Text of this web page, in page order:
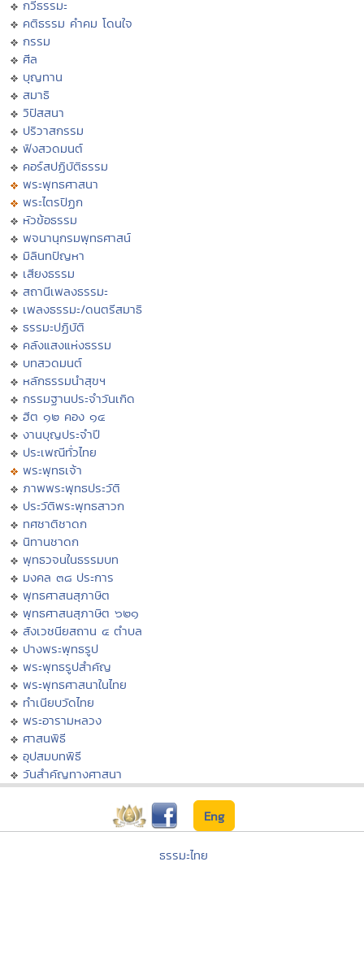
กวีธรรมะ
คติธรรม คำคม โดนใจ
กรรม
ศีล
บุญทาน
สมาธิ
วิปัสสนา
ปริวาสกรรม
ฟังสวดมนต์
คอร์สปฏิบัติธรรม
พระพุทธศาสนา
พระไตรปิฏก
หัวข้อธรรม
พจนานุกรมพุทธศาสน์
มิลินทปัญหา
เสียงธรรม
สถานีเพลงธรรมะ
เพลงธรรมะ/ดนตรีสมาธิ
ธรรมะปฏิบัติ
คลังแสงแห่งธรรม
บทสวดมนต์
หลักธรรมนำสุขฯ
กรรมฐานประจำวันเกิด
ฮีต ๑๒ คอง ๑๔
งานบุญประจำปี
ประเพณีทั่วไทย
พระพุทธเจ้า
ภาพพระพุทธประวัติ
ประวัติพระพุทธสาวก
ทศชาติชาดก
นิทานชาดก
พุทธวจนในธรรมบท
มงคล ๓๘ ประการ
พุทธศาสนสุภาษิต
พุทธศาสนสุภาษิต ๖๒๑
สังเวชนียสถาน ๔ ตำบล
ปางพระพุทธรูป
พระพุทธรูปสำคัญ
พระพุทธศาสนาในไทย
ทำเนียบวัดไทย
พระอารามหลวง
ศาสนพิธี
อุปสมบทพิธี
วันสำคัญทางศาสนา
Eng
ธรรมะไทย